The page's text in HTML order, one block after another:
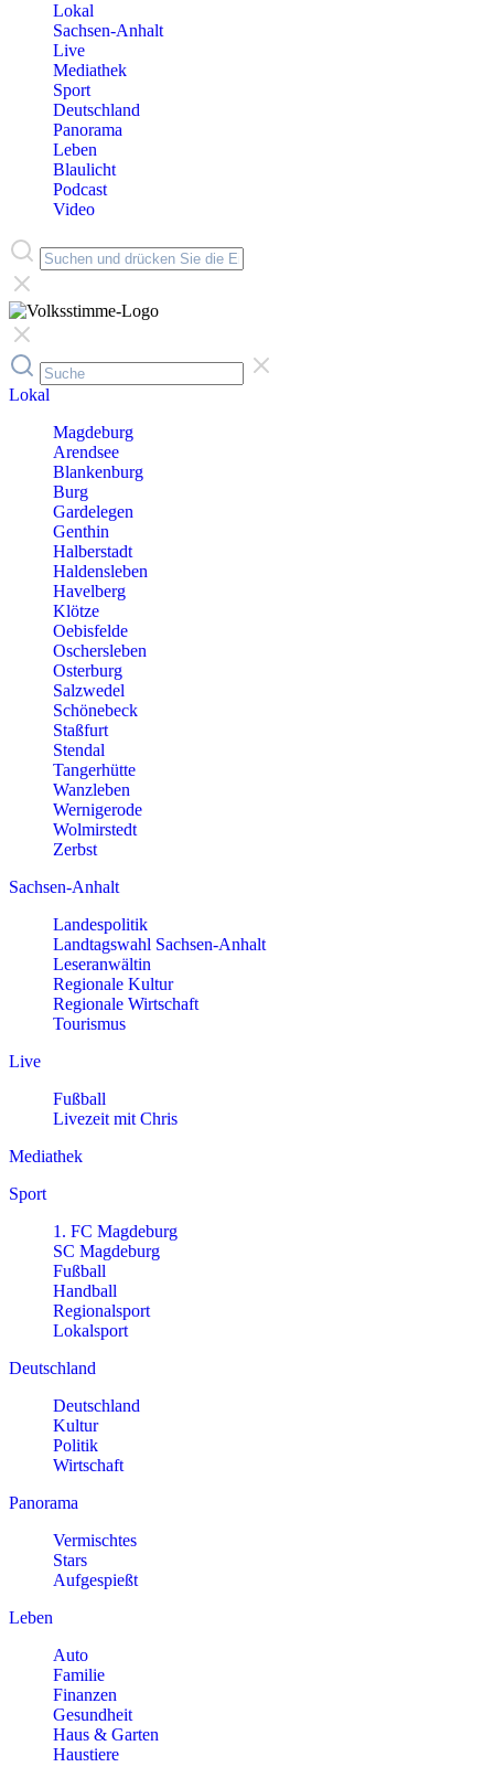
Lokal
Sachsen-Anhalt
Live
Mediathek
Sport
Deutschland
Panorama
Leben
Blaulicht
Podcast
Video
Lokal
Magdeburg
Arendsee
Blankenburg
Burg
Gardelegen
Genthin
Halberstadt
Haldensleben
Havelberg
Klötze
Oebisfelde
Oschersleben
Osterburg
Salzwedel
Schönebeck
Staßfurt
Stendal
Tangerhütte
Wanzleben
Wernigerode
Wolmirstedt
Zerbst
Sachsen-Anhalt
Landespolitik
Landtagswahl Sachsen-Anhalt
Leseranwältin
Regionale Kultur
Regionale Wirtschaft
Tourismus
Live
Fußball
Livezeit mit Chris
Mediathek
Sport
1. FC Magdeburg
SC Magdeburg
Fußball
Handball
Regionalsport
Lokalsport
Deutschland
Deutschland
Kultur
Politik
Wirtschaft
Panorama
Vermischtes
Stars
Aufgespießt
Leben
Auto
Familie
Finanzen
Gesundheit
Haus & Garten
Haustiere